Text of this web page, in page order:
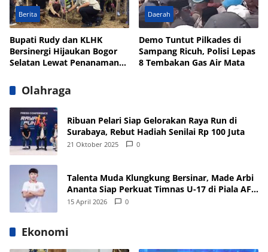
Berita
Bupati Rudy dan KLHK
Bersinergi Hijaukan Bogor
Selatan Lewat Penanaman
Daerah
Demo Tuntut Pilkades di
Sampang Ricuh, Polisi Lepas
8 Tembakan Gas Air Mata
Olahraga
Ribuan Pelari Siap Gelorakan Raya Run di
Surabaya, Rebut Hadiah Senilai Rp 100 Juta
21 Oktober 2025 0
Talenta Muda Klungkung Bersinar, Made Arbi
Ananta Siap Perkuat Timnas U-17 di Piala AFF
dan Asia 2026
15 April 2026 0
Ekonomi